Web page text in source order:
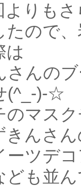
よりも
たので
は
さんの
(^_-)-☆
のマス
きんさ
ーツデ
ども並